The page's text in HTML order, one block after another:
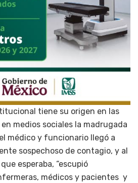
tiene su origen en las
medios sociales la madrugada
médico y funcionario llegó a
sospechoso de contagio, y al
esperaba, “escupió
médicos y pacientes y